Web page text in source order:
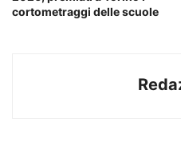
cortometraggi delle scuole